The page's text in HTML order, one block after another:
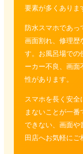
要素が多くありま
防水スマホであっ
画面割れ、修理歴
す。お風呂場での
ーカー不良、画面
性があります。
スマホを長く安全
まないことが一
できない、画面や
田店へお気軽にご